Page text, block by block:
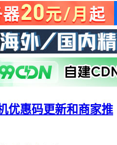
优惠码更新和商家推